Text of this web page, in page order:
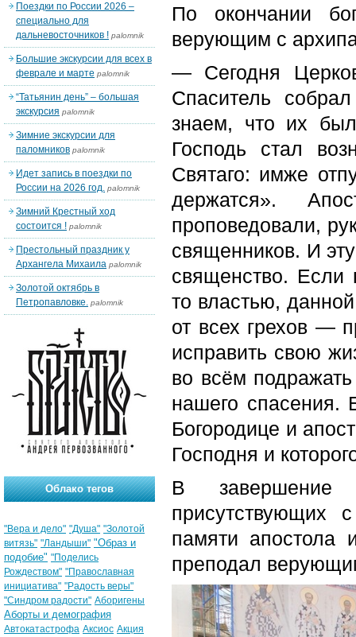
По окончании
верующим с
— Сегодня
Спаситель
знаем, что их
Господь стал
Святаго: имже
держатся».
проповедовали,
священников. И
священство. Если
то властью,
от всех грехов —
исправить свою
во всём
нашего спасения.
Богородице и
Господня и
В завершение
присутствующих
памяти апостола
преподал
Поездки по России 2026 –
специально для
дальневосточников ! palomnik
Большие экскурсии для всех в
феврале и марте palomnik
“Татьянин день” – большая
экскурсия palomnik
Зимние экскурсии для
паломников palomnik
Идет запись в поездки по
России на 2026 год. palomnik
Зимний Крестный ход
состоится ! palomnik
Престольный праздник у
Архангела Михаила palomnik
Золотой октябрь в
Петропавловке. palomnik
Облако тегов
"Вера и дело" "Душа" "Золотой
витязь" "Ландыши" "Образ и
подобие" "Поделись
Рождеством" "Православная
инициатива" "Радость веры"
"Синдром радости" Аборигены
Аборты и демография
Автокатастрофа Аксиос Акция